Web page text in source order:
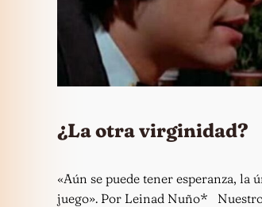
¿La otra virginidad?
«Aún se puede tener esperanza, la
juego». Por Leinad Nuño*